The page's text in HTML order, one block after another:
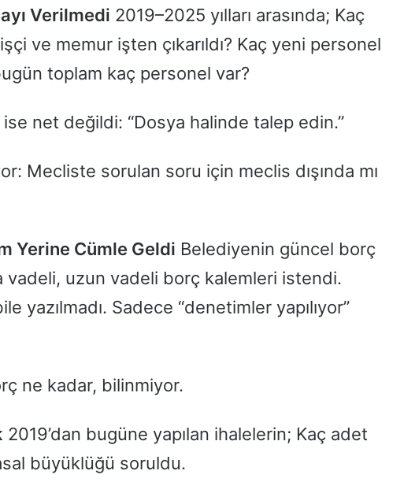
Verilmedi 2019–2025 yılları arasında; Kaç
ve memur işten çıkarıldı? Kaç yeni personel
toplam kaç personel var?
net değildi: “Dosya halinde talep edin.”
Mecliste sorulan soru için meclis dışında mı
Yerine Cümle Geldi Belediyenin güncel borç
vadeli, uzun vadeli borç kalemleri istendi.
yazılmadı. Sadece “denetimler yapılıyor”
ne kadar, bilinmiyor.
2019’dan bugüne yapılan ihalelerin; Kaç adet
büyüklüğü soruldu.